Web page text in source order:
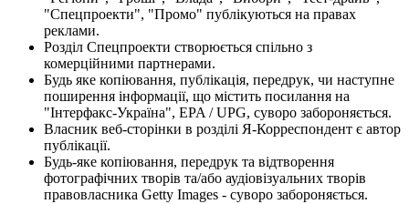
"Спецпроекти", "Промо" публікуються на правах
реклами.
Розділ Спецпроекти створюється спільно з
комерційними партнерами.
Будь яке копіювання, публікація, передрук, чи наступне
поширення інформації, що містить посилання на
"Інтерфакс-Україна", EPA / UPG, суворо забороняється.
Власник веб-сторінки в розділі Я-Корреспондент є автор
публікації.
Будь-яке копіювання, передрук та відтворення
фотографічних творів та/або аудіовізуальних творів
правовласника Getty Images - суворо забороняється.